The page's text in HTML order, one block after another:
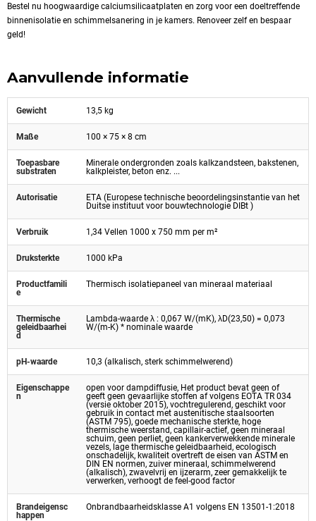
Bestel nu hoogwaardige calciumsilicaatplaten en zorg voor een doeltreffende
binnenisolatie en schimmelsanering in je kamers. Renoveer zelf en bespaar
geld!
Aanvullende informatie
Gewicht 13,5 kg
Maße 100 × 75 × 8 cm
Toepasbare
substraten
Minerale ondergronden zoals kalkzandsteen, bakstenen,
kalkpleister, beton enz. ...
Autorisatie
ETA (Europese technische beoordelingsinstantie van het
Duitse instituut voor bouwtechnologie DIBt )
Verbruik 1,34 Vellen 1000 x 750 mm per m²
Druksterkte 1000 kPa
Productfamili
e
Thermisch isolatiepaneel van mineraal materiaal
Thermische
geleidbaarhei
d
Lambda-waarde λ : 0,067 W/(mK), λD(23,50) = 0,073
W/(m-K) * nominale waarde
pH-waarde 10,3 (alkalisch, sterk schimmelwerend)
Eigenschappe
n
open voor dampdiffusie, Het product bevat geen of
geeft geen gevaarlijke stoffen af volgens EOTA TR 034
(versie oktober 2015), vochtregulerend, geschikt voor
gebruik in contact met austenitische staalsoorten
(ASTM 795), goede mechanische sterkte, hoge
thermische weerstand, capillair-actief, geen mineraal
schuim, geen perliet, geen kankerverwekkende minerale
vezels, lage thermische geleidbaarheid, ecologisch
onschadelijk, kwaliteit overtreft de eisen van ASTM en
DIN EN normen, zuiver mineraal, schimmelwerend
(alkalisch), zwavelvrij en ijzerarm, zeer gemakkelijk te
verwerken, verhoogt de feel-good factor
Brandeigensc
happen
Onbrandbaarheidsklasse A1 volgens EN 13501-1:2018